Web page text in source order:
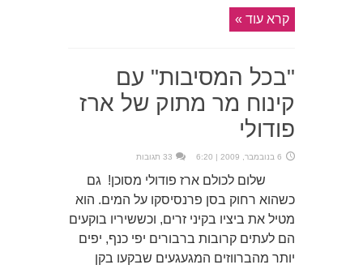
קרא עוד »
"בכל המסיבות" עם
קינוח מר מתוק של ארז
פודולי
6 בנובמבר, 2009 | 6:20 33 תגובות
שלום לכולם ארז פודולי מסוכן! גם
כשהוא רחוק בסן פרנסיסקו על המים. הוא
מטיל את ביציו בקיני זרים, וכששיריו בוקעים
הם לעתים קרובות ברבורים יפי כנף, יפים
יותר מהברווזים המגעגעים שבקעו בקן